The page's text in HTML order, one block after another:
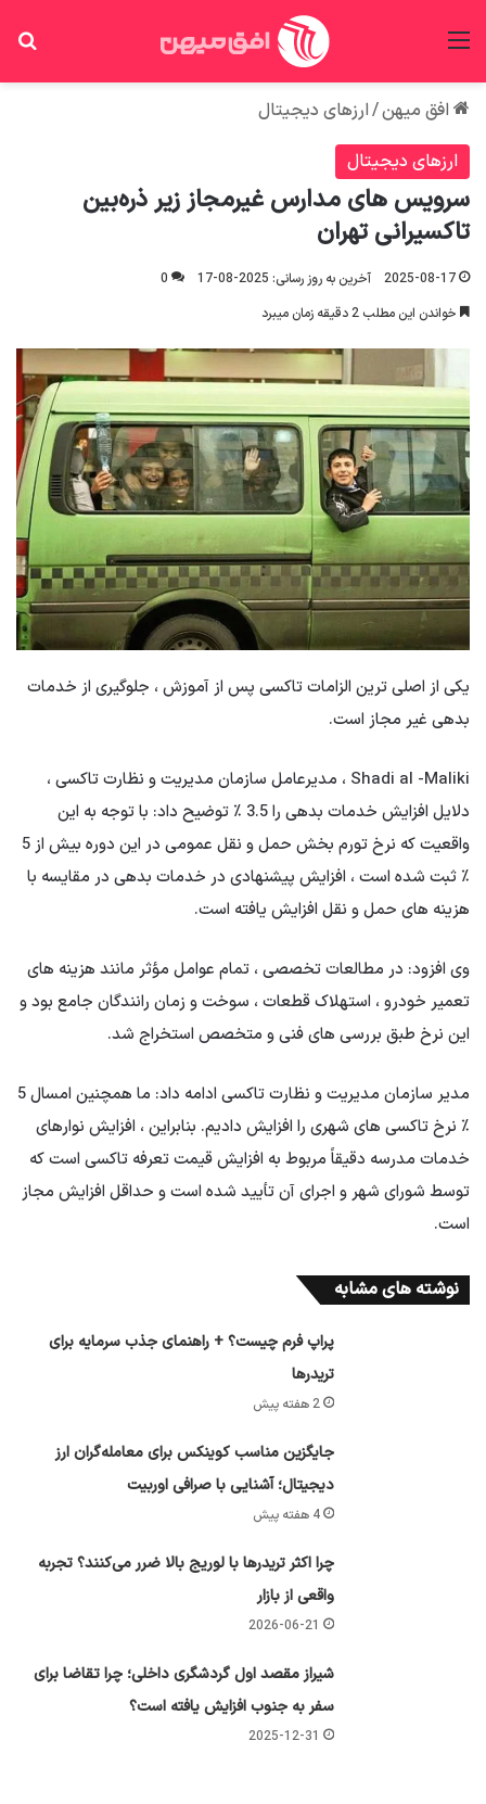
افق میهن/ارزهای دیجیتال
ارزهای دیجیتال
سرویس های مدارس غیرمجاز زیر ذره‌بین
تاکسیرانی تهران
2025-08-17 آخرین به روز رسانی: 2025-08-17
0
خواندن این مطلب 2 دقیقه زمان میبرد
یکی از اصلی ترین الزامات تاکسی پس از آموزش ، جلوگیری از خدمات
بدهی غیر مجاز است.
Shadi al -Maliki ، مدیرعامل سازمان مدیریت و نظارت تاکسی ،
دلایل افزایش خدمات بدهی را 3.5 ٪ توضیح داد: با توجه به این
واقعیت که نرخ تورم بخش حمل و نقل عمومی در این دوره بیش از 5
٪ ثبت شده است ، افزایش پیشنهادی در خدمات بدهی در مقایسه با
هزینه های حمل و نقل افزایش یافته است.
وی افزود: در مطالعات تخصصی ، تمام عوامل مؤثر مانند هزینه های
تعمیر خودرو ، استهلاک قطعات ، سوخت و زمان رانندگان جامع بود و
این نرخ طبق بررسی های فنی و متخصص استخراج شد.
مدیر سازمان مدیریت و نظارت تاکسی ادامه داد: ما همچنین امسال 5
٪ نرخ تاکسی های شهری را افزایش دادیم. بنابراین ، افزایش نوارهای
خدمات مدرسه دقیقاً مربوط به افزایش قیمت تعرفه تاکسی است که
توسط شورای شهر و اجرای آن تأیید شده است و حداقل افزایش مجاز
است.
نوشته های مشابه
پراپ فرم چیست؟ + راهنمای جذب سرمایه برای
تریدرها
2 هفته پیش
جایگزین مناسب کوینکس برای معامله‌گران ارز
دیجیتال؛ آشنایی با صرافی اوربیت
4 هفته پیش
چرا اکثر تریدرها با لوریج بالا ضرر می‌کنند؟ تجربه
واقعی از بازار
2026-06-21
شیراز مقصد اول گردشگری داخلی؛ چرا تقاضا برای
سفر به جنوب افزایش یافته است؟
2025-12-31